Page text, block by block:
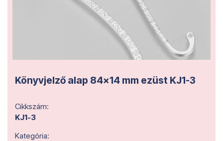
Könyvjelző alap 84x14 mm ezüst KJ1-3
Cikkszám:
KJ1-3
Kategória: